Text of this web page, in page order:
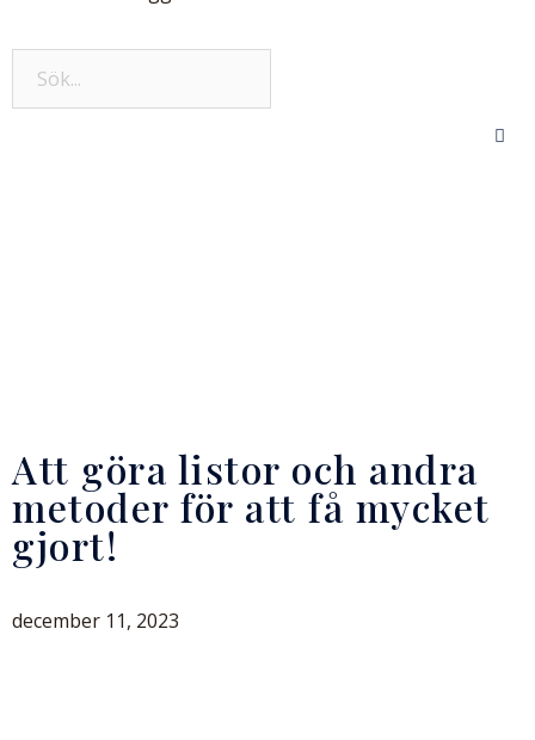
Att göra listor och andra
metoder för att få mycket
gjort!
december 11, 2023